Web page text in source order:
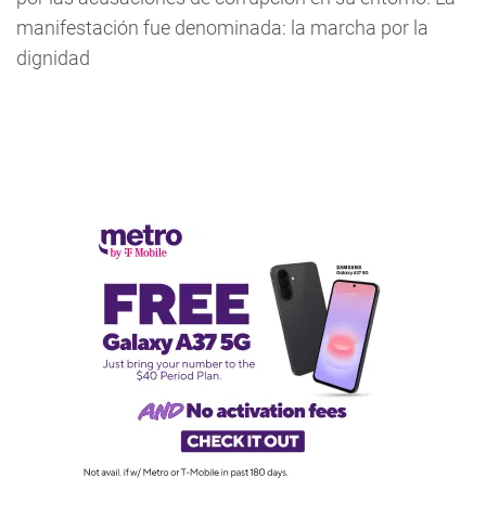
manifestación fue denominada: la marcha por la
dignidad